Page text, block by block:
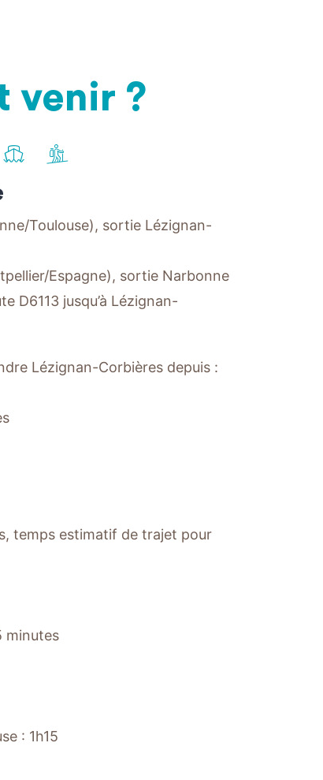
venir ?
Venir
Toulouse), sortie Lézignan-
Espagne), sortie Narbonne
D6113 jusqu’à Lézignan-
Lézignan-Corbières depuis :
temps estimatif de trajet pour
minutes
: 1h15